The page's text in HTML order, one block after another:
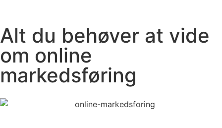
Alt du behøver at vide
om online
markedsføring